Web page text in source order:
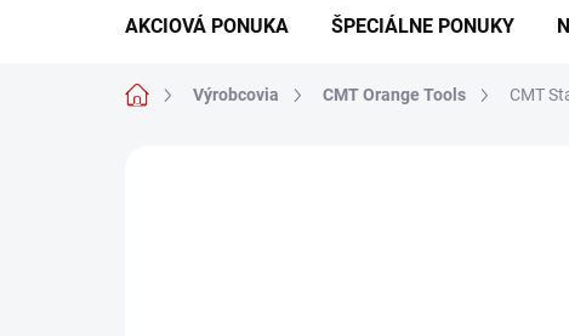
AKCIOVÁ PONUKA ŠPECIÁLNE PONUKY
DomovVýrobcovia CMT Orange Tools CMT